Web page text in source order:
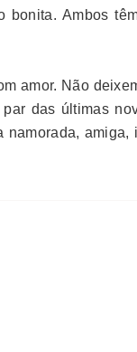
Ambos
amor. Não
das últimas